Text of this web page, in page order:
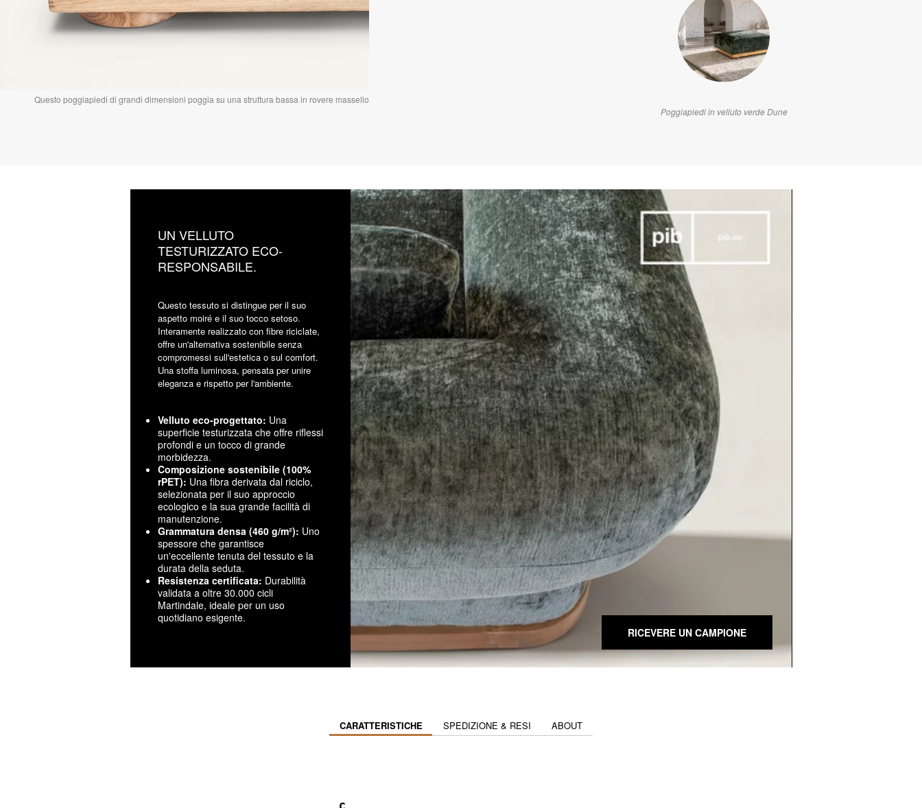
Questo poggiapiedi di grandi dimensioni poggia su una struttura bassa in rovere massello
Poggiapiedi in velluto verde Dune
UN VELLUTO
TESTURIZZATO ECO-
RESPONSABILE.
Questo tessuto si distingue per il suo
aspetto moiré e il suo tocco setoso.
Interamente realizzato con fibre riciclate,
offre un'alternativa sostenibile senza
compromessi sull'estetica o sul comfort.
Una stoffa luminosa, pensata per unire
eleganza e rispetto per l'ambiente.
Velluto eco-progettato: Una
superficie testurizzata che offre riflessi
profondi e un tocco di grande
morbidezza.
Composizione sostenibile (100%
rPET): Una fibra derivata dal riciclo,
selezionata per il suo approccio
ecologico e la sua grande facilità di
manutenzione.
Grammatura densa (460 g/m²): Uno
spessore che garantisce
un'eccellente tenuta del tessuto e la
durata della seduta.
Resistenza certificata: Durabilità
validata a oltre 30.000 cicli
Martindale, ideale per un uso
quotidiano esigente.
RICEVERE UN CAMPIONE
CARATTERISTICHE SPEDIZIONE & RESI ABOUT